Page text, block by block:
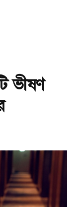
ভীষণ